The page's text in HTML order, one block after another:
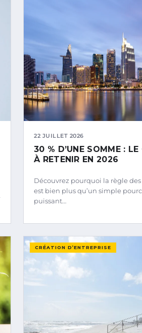
22 JUILLET 2026
30 % D’UNE SOMME :
À RETENIR EN 2026
Découvrez pourquoi la règle des
est bien plus qu’un simple
puissant…
CRÉATION D’ENTREPRISE